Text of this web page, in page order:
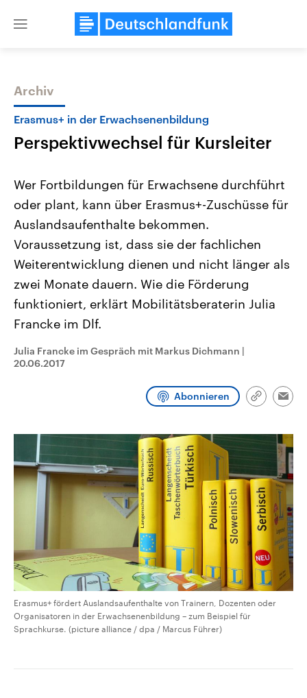
Close
Themen
Landtagswahl Sachsen-Anhalt
2026
Alle Informationen
Sachsen-Anhalt wählt am 6.
September 2026 einen neuen
Bundesland von einer Koalition aus
Umfragen, Prognosen,
und Hintergründe zu den Parteien
und Kandidaten der anstehenden
Wahl.
USA
Aktuelle Beiträge,
Hintergründe
Wirtschaftlich und
gehören die Vereinigten
den mächtigsten Ländern
mit großem Einfluss auf
Sendungen Programm Podcasts
Archiv
Erasmus+ in der Erwachsenenbildung
Perspektivwechsel für Kursleiter
Wer Fortbildungen für Erwachsene durchführt
oder plant, kann über Erasmus+-Zuschüsse für
Auslandsaufenthalte bekommen.
Voraussetzung ist, dass sie der fachlichen
Weiterentwicklung dienen und nicht länger als
zwei Monate dauern. Wie die Förderung
funktioniert, erklärt Mobilitätsberaterin Julia
Francke im Dlf.
Julia Francke im Gespräch mit Markus Dichmann |
20.06.2017
Abonnieren
Link
Erasmus+ fördert Auslandsaufenthalte von Trainern, Dozenten oder
Organisatoren in der Erwachsenenbildung – zum Beispiel für
Sprachkurse. (picture alliance / dpa / Marcus Führer)